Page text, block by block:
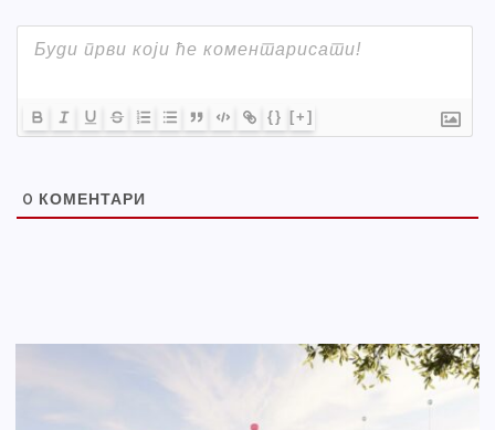
{} [+]
0 КОМЕНТАРИ